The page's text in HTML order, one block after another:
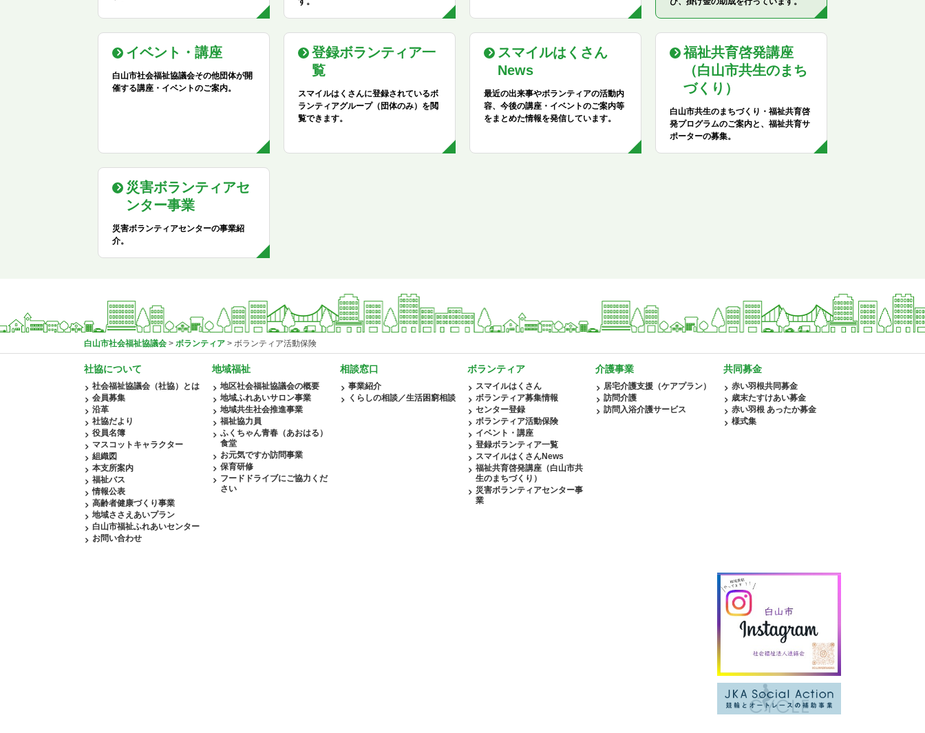
イベント・講座
白山市社会福祉協議会その他団体が開
催する講座・イベントのご案内。
登録ボランティア一
覧
スマイルはくさんに登録されているボ
ランティアグループ（団体のみ）を閲
覧できます。
スマイルはくさん
News
最近の出来事やボランティアの活動内
容、今後の講座・イベントのご案内等
をまとめた情報を発信しています。
福祉共育啓発講座
（白山市共生のまち
づくり）
白山市共生のまちづくり・福祉共育啓
発プログラムのご案内と、福祉共育サ
ポーターの募集。
災害ボランティアセ
ンター事業
災害ボランティアセンターの事業紹
介。
白山市社会福祉協議会 > ボランティア > ボランティア活動保険
社協について
社会福祉協議会（社協）とは
会員募集
沿革
社協だより
役員名簿
マスコットキャラクター
組織図
本支所案内
福祉バス
情報公表
高齢者健康づくり事業
地域ささえあいプラン
白山市福祉ふれあいセンター
お問い合わせ
地域福祉
地区社会福祉協議会の概要
地域ふれあいサロン事業
地域共生社会推進事業
福祉協力員
ふくちゃん青春（あおはる）
食堂
お元気ですか訪問事業
保育研修
フードドライブにご協力くだ
さい
相談窓口
事業紹介
くらしの相談／生活困窮相談
ボランティア
スマイルはくさん
ボランティア募集情報
センター登録
ボランティア活動保険
イベント・講座
登録ボランティア一覧
スマイルはくさんNews
福祉共育啓発講座（白山市共
生のまちづくり）
災害ボランティアセンター事
業
介護事業
居宅介護支援（ケアプラン）
訪問介護
訪問入浴介護サービス
共同募金
赤い羽根共同募金
歳末たすけあい募金
赤い羽根 あったか募金
様式集